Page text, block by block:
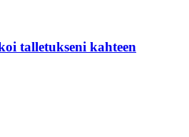
talletukseni kahteen